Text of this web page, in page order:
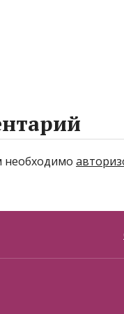
необходимо